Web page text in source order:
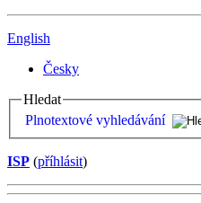
English
Česky
Hledat
Plnotextové vyhledávání
ISP (příhlásit)